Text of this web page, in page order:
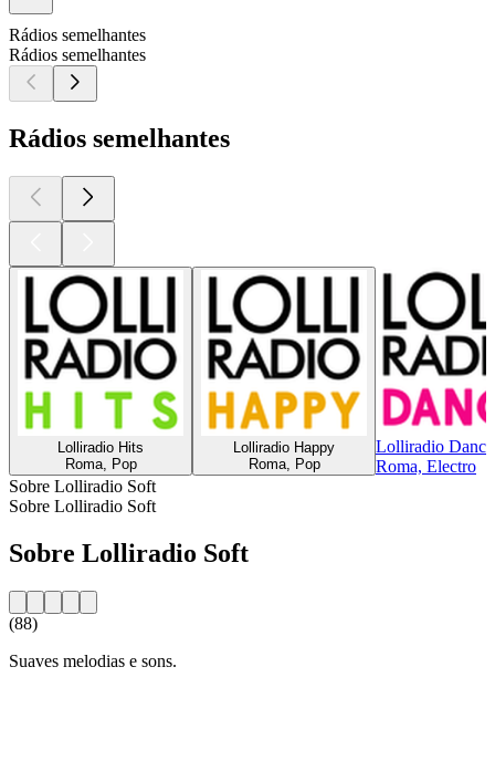
Rádios semelhantes
Rádios semelhantes
Rádios semelhantes
Lolliradio Hits
Roma, Pop
Lolliradio Happy
Roma, Pop
Lolliradio Dance
Roma, Electro
Sobre Lolliradio Soft
Sobre Lolliradio Soft
Sobre Lolliradio Soft
(88)
Suaves melodias e sons.